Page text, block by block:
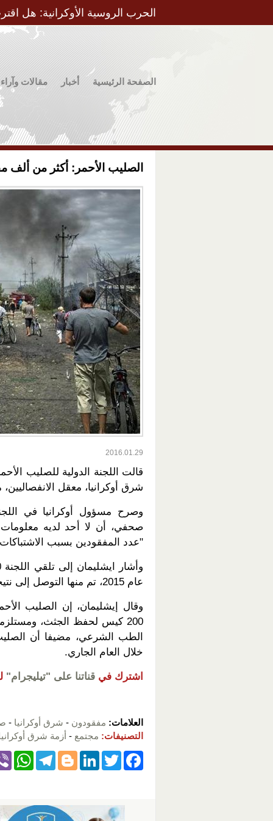
الحرب الروسية الأوكرانية: هل
الصفحة الرئيسية أخبار مقالات وآراء
الصليب الأحمر: أكثر من ألف
2016.01.29
قالت اللجنة الدولية للصليب
شرق أوكرانيا، معقل الانفصاليين،
وصرح مسؤول أوكرانيا في
صحفي، أن لا أحد لديه
"عدد المفقودين بسبب
عام 2015، تم منها التوصل إلى نتيجة 250 بلاغا.
وقال إيشليمان، إن الصليب
200 كيس لحفظ الجثث،
خلال العام الجاري.
اشترك في قناتنا على "تيليجرام"
العلامات: مفقودون - شرق أوكرانيا -
التصنيفات: مجتمع - أزمة شرق
F
T
Li
Bl
T